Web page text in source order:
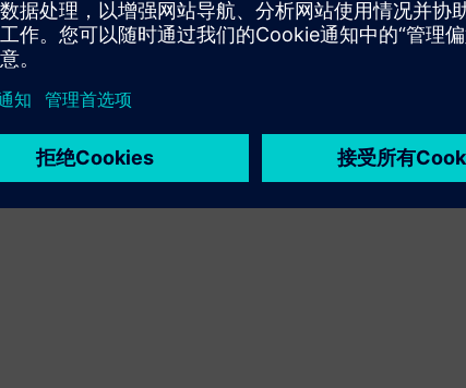
和利用率的技术信息
同成绩已实现
务材料需求的管理视图，可将产品的持续工程变更和升级
流程与实物资产之间的差异。它还可以充分考虑工程变更